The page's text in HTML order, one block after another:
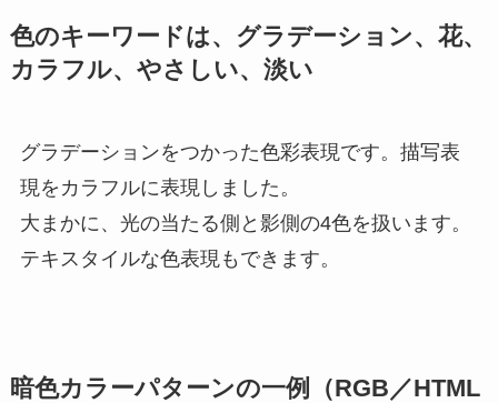
色のキーワードは、グラデーション、花、
カラフル、やさしい、淡い
グラデーションをつかった色彩表現です。描写表
現をカラフルに表現しました。
大まかに、光の当たる側と影側の4色を扱います。
テキスタイルな色表現もできます。
暗色カラーパターンの一例（RGB／HTML